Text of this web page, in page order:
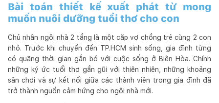
Bài toán thiết kế xuất phát từ mong
muốn nuôi dưỡng tuổi thơ cho con
Chủ nhân ngôi nhà 2 tầng là một cặp vợ chồng trẻ cùng 2 con
nhỏ. Trước khi chuyển đến TP.HCM sinh sống, gia đình từng
có quãng thời gian gắn bó với cuộc sống ở Biên Hòa. Chính
những ký ức tuổi thơ gần gũi với thiên nhiên, những khoảng
sân chơi và sự kết nối giữa các thành viên trong gia đình đã
trở thành nguồn cảm hứng cho ngôi nhà mới.